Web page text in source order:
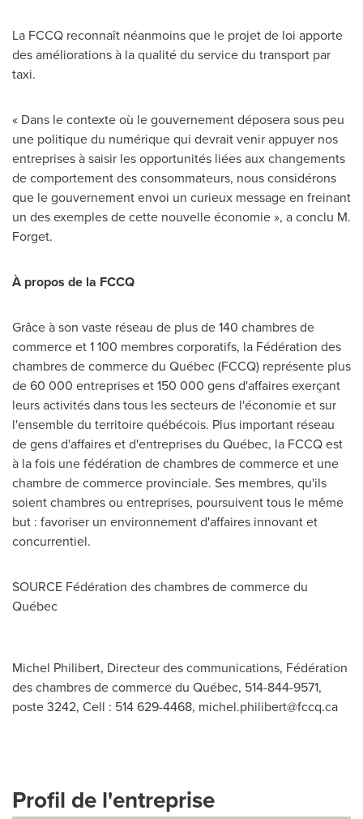
La FCCQ reconnaît néanmoins que le projet de loi apporte
des améliorations à la qualité du service du transport par
taxi.
« Dans le contexte où le gouvernement déposera sous peu
une politique du numérique qui devrait venir appuyer nos
entreprises à saisir les opportunités liées aux changements
de comportement des consommateurs, nous considérons
que le gouvernement envoi un curieux message en freinant
un des exemples de cette nouvelle économie », a conclu M.
Forget.
À propos de la FCCQ
Grâce à son vaste réseau de plus de 140 chambres de
commerce et 1 100 membres corporatifs, la Fédération des
chambres de commerce du Québec (FCCQ) représente plus
de 60 000 entreprises et 150 000 gens d'affaires exerçant
leurs activités dans tous les secteurs de l'économie et sur
l'ensemble du territoire québécois. Plus important réseau
de gens d'affaires et d'entreprises du Québec, la FCCQ est
à la fois une fédération de chambres de commerce et une
chambre de commerce provinciale. Ses membres, qu'ils
soient chambres ou entreprises, poursuivent tous le même
but : favoriser un environnement d'affaires innovant et
concurrentiel.
SOURCE Fédération des chambres de commerce du
Québec
Michel Philibert, Directeur des communications, Fédération
des chambres de commerce du Québec, 514-844-9571,
poste 3242, Cell : 514 629-4468, michel.philibert@fccq.ca
Profil de l'entreprise